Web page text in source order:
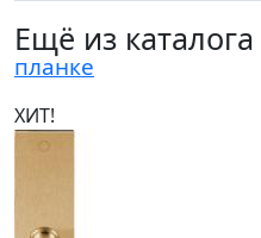
Ещё из каталога
планке
ХИТ!